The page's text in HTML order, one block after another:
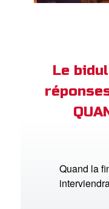
Le
Quand la